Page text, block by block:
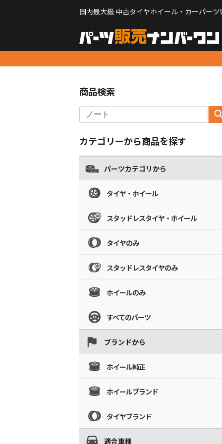
国内最大級 中古タイヤホイール・カーパーツ
商品検索
カテゴリーから商品を探す
パーツカテゴリから
タイヤ・ホイール
スタッドレスタイヤ・ホイール
タイヤのみ
スタッドレスタイヤのみ
ホイールのみ
すべてのパーツ
ブランドから
ホイール純正
ホイールブランド
タイヤブランド
適合車種